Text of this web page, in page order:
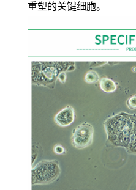
重塑的关键细胞。